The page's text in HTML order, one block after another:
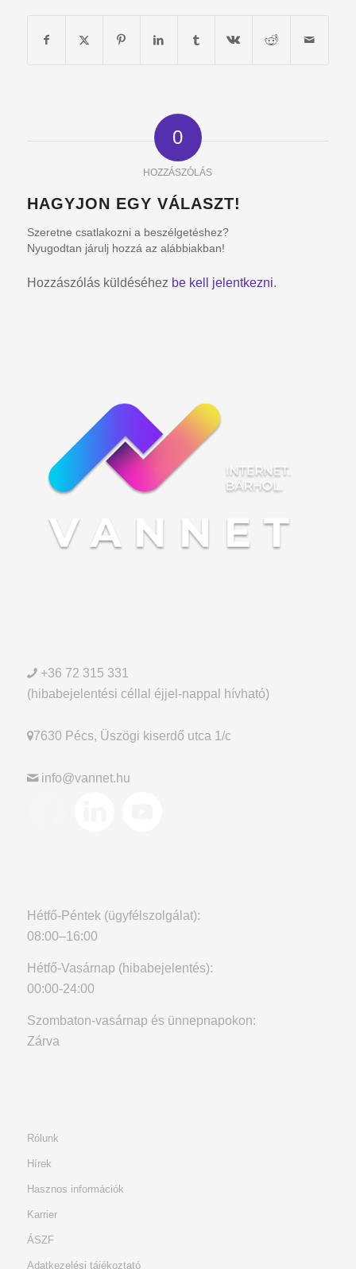
0
HOZZÁSZÓLÁS
HAGYJON EGY VÁLASZT!
Szeretne csatlakozni a beszélgetéshez?
Nyugodtan járulj hozzá az alábbiakban!
Hozzászólás küldéséhez be kell jelentkezni.
+36 72 315 331
(hibabejelentési céllal éjjel-nappal hívható)
7630 Pécs, Üszögi kiserdő utca 1/c
info@vannet.hu
Hétfő-Péntek (ügyfélszolgálat):
08:00–16:00
Hétfő-Vasárnap (hibabejelentés):
00:00-24:00
Szombaton-vasárnap és ünnepnapokon:
Zárva
Rólunk
Hírek
Hasznos információk
Karrier
ÁSZF
Adatkezelési tájékoztató